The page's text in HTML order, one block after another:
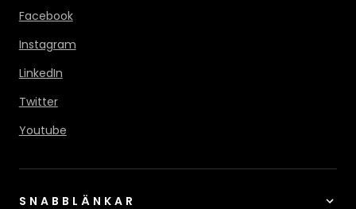
Facebook
Instagram
LinkedIn
Twitter
Youtube
SNABBLÄNKAR